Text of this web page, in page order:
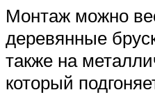
Монтаж можно
деревянные
также на
который